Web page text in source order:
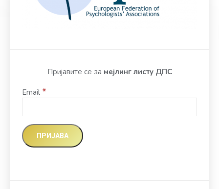
Пријавите се за мејлинг листу ДПС
Email *